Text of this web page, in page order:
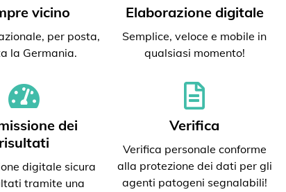
vicino
per posta,
la Germania.
Elaborazione digitale
Semplice, veloce e mobile in
qualsiasi momento!
dei
risultati
digitale sicura
tramite una
Verifica
Verifica personale conforme
alla protezione dei dati per gli
agenti patogeni segnalabili!